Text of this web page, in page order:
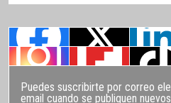
Puedes suscribirte por correo
email cuando se publiquen